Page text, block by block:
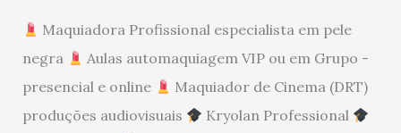
Maquiadora Profissional especialista em pele
negra
Aulas automaquiagem VIP ou em Grupo -
presencial e online
Maquiador de Cinema (DRT)
produções audiovisuais
Kryolan Professional